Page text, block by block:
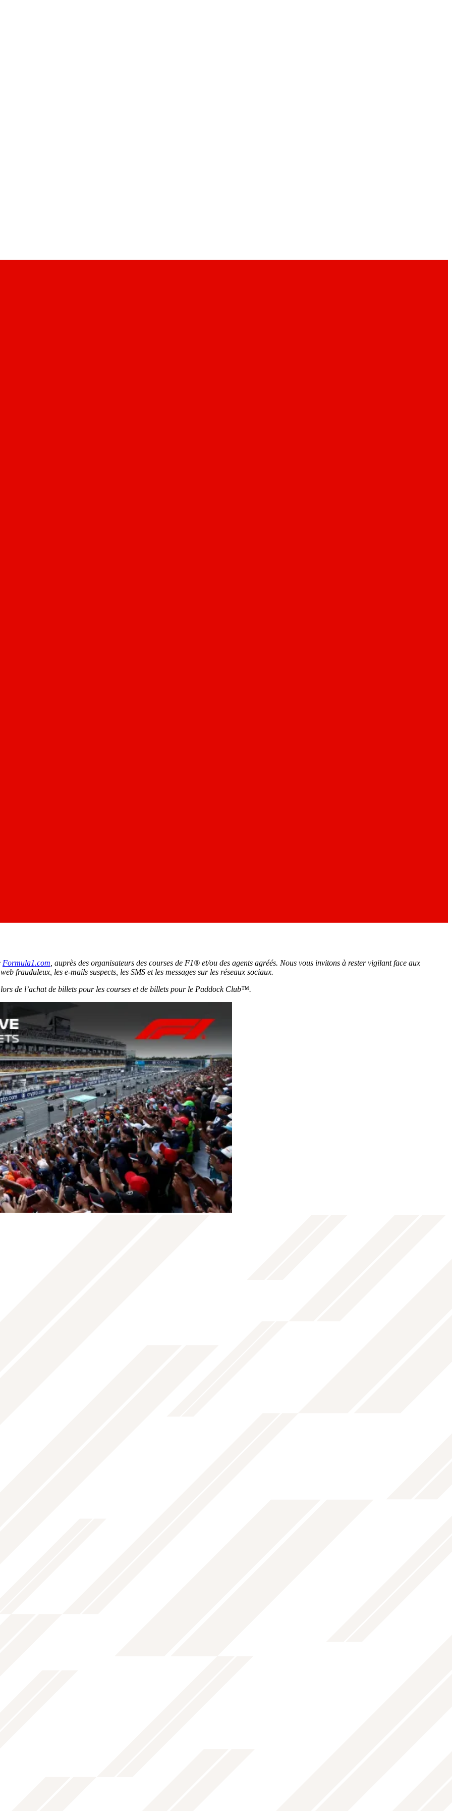
Formula1.com , auprès des organisateurs des courses de F1® et/ou des agents agréés. Nous vous invitons à rester vigilant face aux
frauduleux, les e-mails suspects, les SMS et les messages sur les réseaux sociaux.
de l’achat de billets pour les courses et de billets pour le Paddock Club™.